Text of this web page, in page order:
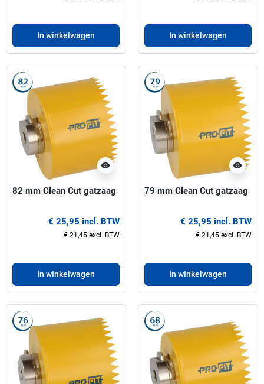
In winkelwagen In winkelwagen
visibility
82 mm Clean Cut gatzaag
€ 25,95 incl. BTW
€ 21,45 excl. BTW
In winkelwagen
visibility
79 mm Clean Cut gatzaag
€ 25,95 incl. BTW
€ 21,45 excl. BTW
In winkelwagen